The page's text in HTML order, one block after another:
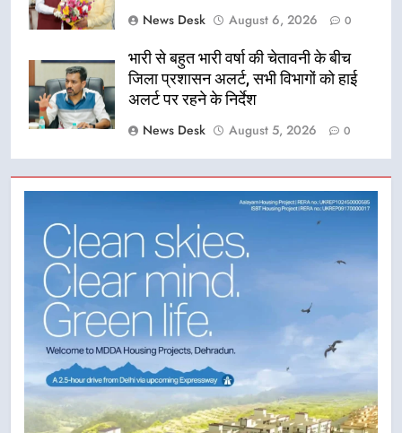
News Desk August 6, 2026 0
भारी से बहुत भारी वर्षा की चेतावनी के बीच
जिला प्रशासन अलर्ट, सभी विभागों को हाई
अलर्ट पर रहने के निर्देश
News Desk
August 5, 2026 0